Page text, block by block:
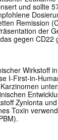
und sollte
Remission
der
gegen
Wirkstoff
I-First-in-
Zynlonta
Toxin